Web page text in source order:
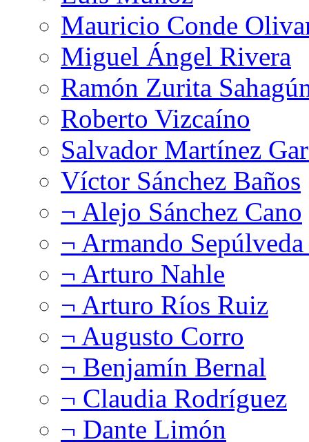
Mauricio Conde
Miguel Ángel Rivera
Ramón Zurita
Roberto Vizcaíno
Salvador Martínez
Víctor Sánchez Baños
¬ Alejo Sánchez Cano
¬ Armando
¬ Arturo Nahle
¬ Arturo Ríos Ruiz
¬ Augusto Corro
¬ Benjamín Bernal
¬ Claudia Rodríguez
¬ Dante Limón